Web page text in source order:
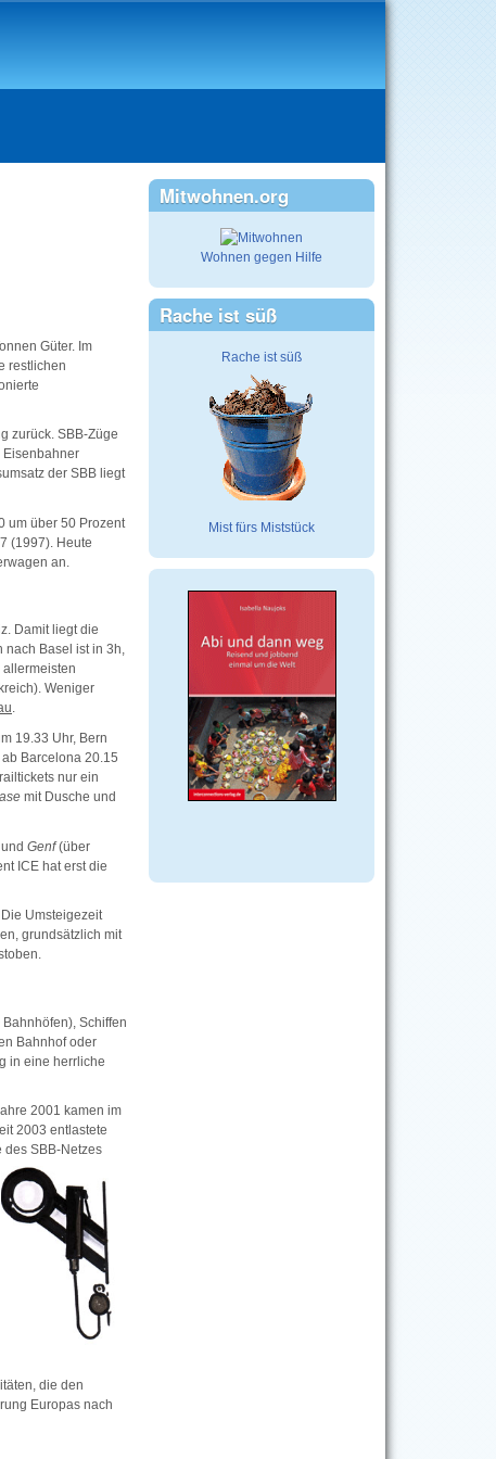
Güter. Im
restlichen
zurück. SBB-Züge
Eisenbahner
der SBB liegt
um über 50 Prozent
(1997). Heute
an.
Damit liegt die
nach Basel ist in 3h,
Weniger
.
19.33 Uhr, Bern
Barcelona 20.15
nur ein
mit Dusche und
Genf(über
ICE hat erst die
Umsteigezeit
grundsätzlich mit
Schiffen
Bahnhof oder
in eine herrliche
2001 kamen im
2003 entlastete
des SBB-Netzes
die den
Europas nach
Mitwohnen.org
Wohnen gegen Hilfe
Rache ist süß
Rache ist süß
Mist fürs Miststück